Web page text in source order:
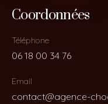
Coordonnées
Téléphone
06 18 00 34 76
Email
contact@agence-
Coordonnées
Téléphone
06 18 00 34 76
Email
contact@agence-